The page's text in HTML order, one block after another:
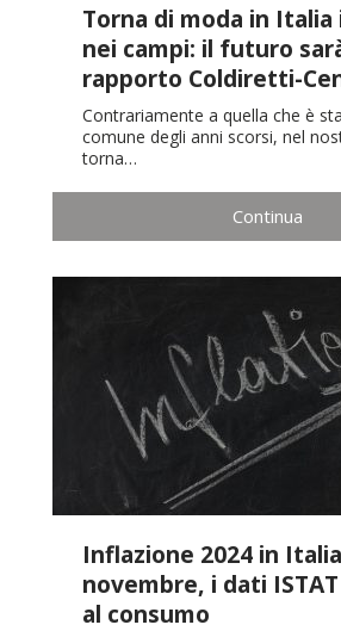
Torna di moda in Italia
nei campi: il futuro
rapporto Coldiretti-
Contrariamente a quella che è
comune degli anni scorsi, nel
torna…
Continua
Inflazione 2024 in
novembre, i dati
al consumo